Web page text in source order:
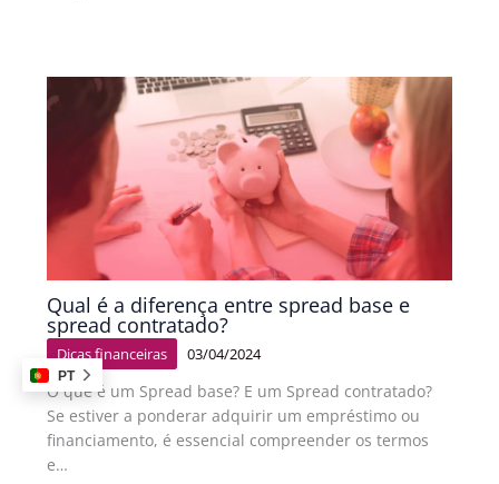
Qual é a diferença entre spread base e
spread contratado?
Dicas financeiras 03/04/2024
O que é um Spread base? E um Spread contratado?
Se estiver a ponderar adquirir um empréstimo ou
financiamento, é essencial compreender os termos
e…
PT